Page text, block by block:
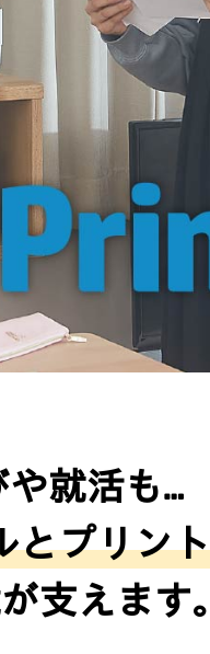
就活も…
とプリン
支えます。